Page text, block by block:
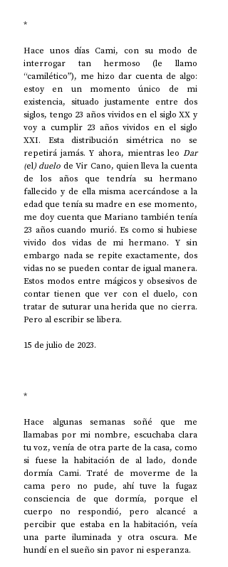
*
Hace unos días Cami, con su modo de
interrogar tan hermoso (le llamo
“camilético”), me hizo dar cuenta de algo:
estoy en un momento único de mi
existencia, situado justamente entre dos
siglos, tengo 23 años vividos en el siglo XX y
voy a cumplir 23 años vividos en el siglo
XXI. Esta distribución simétrica no se
repetirá jamás. Y ahora, mientras leo Dar
(el) duelo de Vir Cano, quien lleva la cuenta
de los años que tendría su hermano
fallecido y de ella misma acercándose a la
edad que tenía su madre en ese momento,
me doy cuenta que Mariano también tenía
23 años cuando murió. Es como si hubiese
vivido dos vidas de mi hermano. Y sin
embargo nada se repite exactamente, dos
vidas no se pueden contar de igual manera.
Estos modos entre mágicos y obsesivos de
contar tienen que ver con el duelo, con
tratar de suturar una herida que no cierra.
Pero al escribir se libera.
15 de julio de 2023.
*
Hace algunas semanas soñé que me
llamabas por mi nombre, escuchaba clara
tu voz, venía de otra parte de la casa, como
si fuese la habitación de al lado, donde
dormía Cami. Traté de moverme de la
cama pero no pude, ahí tuve la fugaz
consciencia de que dormía, porque el
cuerpo no respondió, pero alcancé a
percibir que estaba en la habitación, veía
una parte iluminada y otra oscura. Me
hundí en el sueño sin pavor ni esperanza.